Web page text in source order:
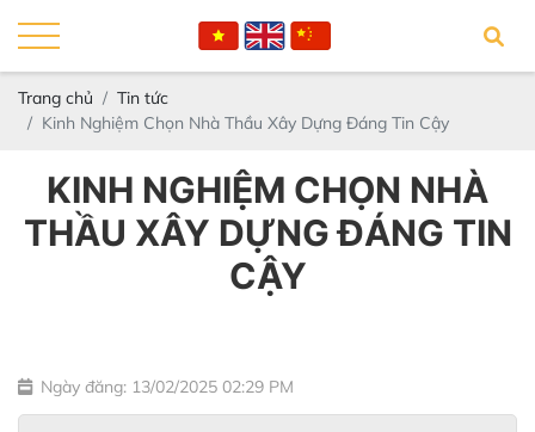
Trang chủ
Tin tức
Kinh Nghiệm Chọn Nhà Thầu Xây Dựng Đáng Tin Cậy
KINH NGHIỆM CHỌN NHÀ
THẦU XÂY DỰNG ĐÁNG TIN
CẬY
Ngày đăng: 13/02/2025 02:29 PM